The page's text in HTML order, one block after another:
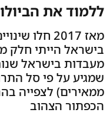
ללמוד את
מאז 2017
בישראל הייתי חלק
מעבדות בישראל
שמגיע על פי סל
ממאירים) לצפייה
הכפתור הצהוב